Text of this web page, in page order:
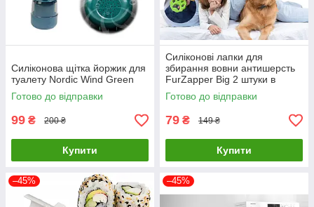
Силіконова щітка йоржик для
туалету Nordic Wind Green
Готово до відправки
99 ₴ 200 ₴
Купити
Силіконові лапки для
збирання вовни антишерсть
FurZapper Big 2 штуки в
комплекті 95 мм
Готово до відправки
79 ₴ 149 ₴
Купити
–45% –45%